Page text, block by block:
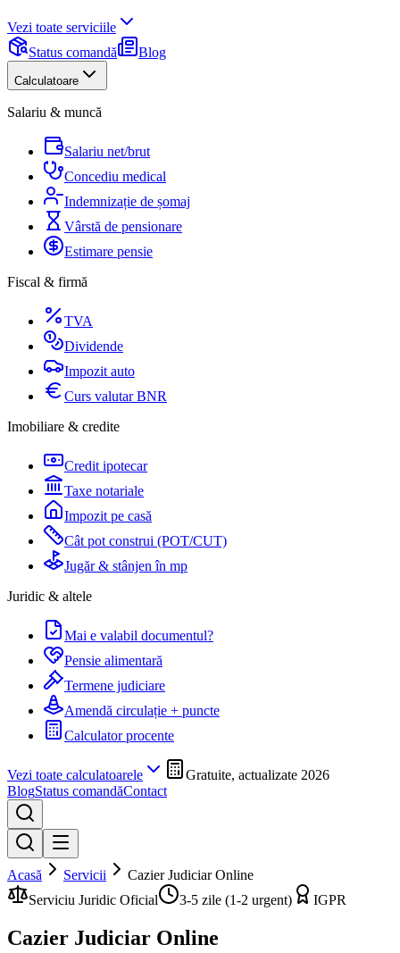
Vezi toate serviciile
Status comandă
Blog
Calculatoare
Salariu & muncă
Salariu net/brut
Concediu medical
Indemnizație de șomaj
Vârstă de pensionare
Estimare pensie
Fiscal & firmă
TVA
Dividende
Impozit auto
Curs valutar BNR
Imobiliare & credite
Credit ipotecar
Taxe notariale
Impozit pe casă
Cât pot construi (POT/CUT)
Jugăr & stânjen în mp
Juridic & altele
Mai e valabil documentul?
Pensie alimentară
Termene judiciare
Amendă circulație + puncte
Calculator procente
Vezi toate calculatoarele
Gratuite, actualizate 2026
BlogStatus comandăContact
Acasă Servicii
Cazier Judiciar Online
Serviciu Juridic Oficial
3-5 zile (1-2 urgent) IGPR
Cazier Judiciar Online